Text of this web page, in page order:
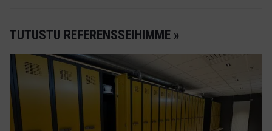
TUTUSTU REFERENSSEIHIMME »